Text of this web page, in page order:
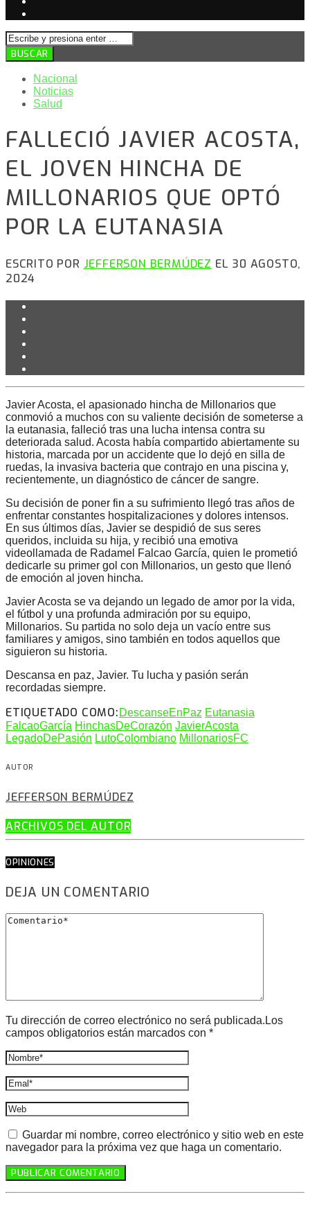
Nacional
Noticias
Salud
FALLECIÓ JAVIER ACOSTA,
EL JOVEN HINCHA DE
MILLONARIOS QUE OPTÓ
POR LA EUTANASIA
ESCRITO POR JEFFERSON BERMÚDEZ EL 30 AGOSTO,
2024
Javier Acosta, el apasionado hincha de Millonarios que
conmovió a muchos con su valiente decisión de someterse a
la eutanasia, falleció tras una lucha intensa contra su
deteriorada salud. Acosta había compartido abiertamente su
historia, marcada por un accidente que lo dejó en silla de
ruedas, la invasiva bacteria que contrajo en una piscina y,
recientemente, un diagnóstico de cáncer de sangre.
Su decisión de poner fin a su sufrimiento llegó tras años de
enfrentar constantes hospitalizaciones y dolores intensos.
En sus últimos días, Javier se despidió de sus seres
queridos, incluida su hija, y recibió una emotiva
videollamada de Radamel Falcao García, quien le prometió
dedicarle su primer gol con Millonarios, un gesto que llenó
de emoción al joven hincha.
Javier Acosta se va dejando un legado de amor por la vida,
el fútbol y una profunda admiración por su equipo,
Millonarios. Su partida no solo deja un vacío entre sus
familiares y amigos, sino también en todos aquellos que
siguieron su historia.
Descansa en paz, Javier. Tu lucha y pasión serán
recordadas siempre.
ETIQUETADO COMO: DescanseEnPaz Eutanasia
FalcaoGarcía HinchasDeCorazón JavierAcosta
LegadoDePasión LutoColombiano MillonariosFC
AUTOR
JEFFERSON BERMÚDEZ
ARCHIVOS DEL AUTOR
OPINIONES
DEJA UN COMENTARIO
Tu dirección de correo electrónico no será publicada.Los
campos obligatorios están marcados con *
Guardar mi nombre, correo electrónico y sitio web en este
navegador para la próxima vez que haga un comentario.